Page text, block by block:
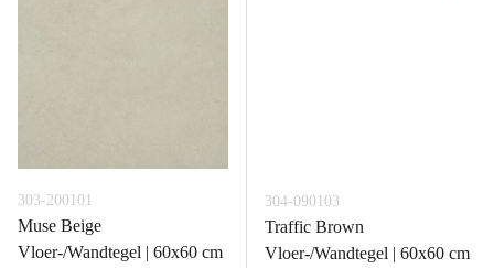
303-200101
Muse Beige
Vloer-/Wandtegel | 60x60 cm
304-090103
Traffic Brown
Vloer-/Wandtegel | 60x60 cm